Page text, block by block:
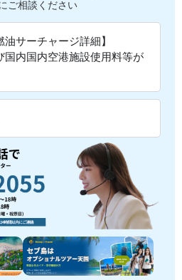
ご相談ください
油サーチャージ詳細】
国内国内空港施設使用料等が